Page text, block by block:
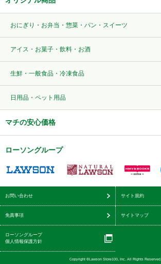
おにぎり・お弁当・惣菜・パン・スイーツ
アイス・お菓子・飲料・お酒
生鮮・一般食品・冷凍食品
日用品・ペット用品
マチの安心価格
ローソングループ
お問い合わせ サイト規約
免責事項 サイトマップ
ローソングループ
個人情報保護方針
Copyright ©Lawson Store100, Inc. All Rights Reserved.